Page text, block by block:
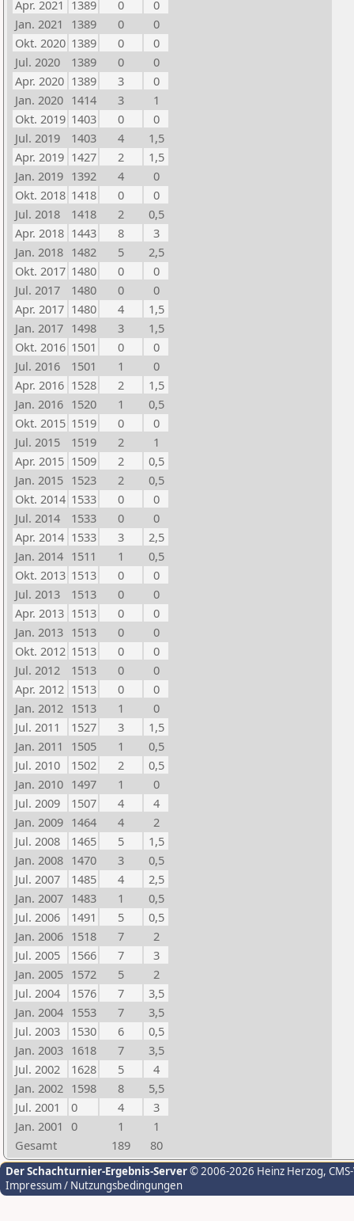
Apr. 2021 1389 0
0
Jan. 2021
1389 0
0
Okt. 2020 1389 0
0
Jul. 2020
1389 0
0
Apr. 2020 1389 3
0
Jan. 2020 1414 3
1
Okt. 2019 1403 0
0
Jul. 2019
1403 4
1,5
Apr. 2019 1427 2
1,5
Jan. 2019 1392 4
0
Okt. 2018 1418 0
0
Jul. 2018
1418 2
0,5
Apr. 2018 1443 8
3
Jan. 2018 1482 5
2,5
Okt. 2017 1480 0
0
Jul. 2017
1480 0
0
Apr. 2017 1480 4
1,5
Jan. 2017 1498 3
1,5
Okt. 2016 1501 0
0
Jul. 2016
1501 1
0
Apr. 2016 1528 2
1,5
Jan. 2016 1520 1
0,5
Okt. 2015 1519 0
0
Jul. 2015
1519 2
1
Apr. 2015 1509 2
0,5
Jan. 2015 1523 2
0,5
Okt. 2014 1533 0
0
Jul. 2014
1533 0
0
Apr. 2014 1533 3
2,5
Jan. 2014 1511 1
0,5
Okt. 2013 1513 0
0
Jul. 2013
1513 0
0
Apr. 2013 1513 0
0
Jan. 2013 1513 0
0
Okt. 2012 1513 0
0
Jul. 2012
1513 0
0
Apr. 2012 1513 0
0
Jan. 2012 1513 1
0
Jul. 2011
1527 3
1,5
Jan. 2011
1505 1
0,5
Jul. 2010
1502 2
0,5
Jan. 2010 1497 1
0
Jul. 2009
1507 4
4
Jan. 2009 1464 4
2
Jul. 2008
1465 5
1,5
Jan. 2008 1470 3
0,5
Jul. 2007
1485 4
2,5
Jan. 2007 1483 1
0,5
Jul. 2006
1491 5
0,5
Jan. 2006 1518 7
2
Jul. 2005
1566 7
3
Jan. 2005 1572 5
2
Jul. 2004
1576 7
3,5
Jan. 2004 1553 7
3,5
Jul. 2003
1530 6
0,5
Jan. 2003 1618 7
3,5
Jul. 2002
1628 5
4
Jan. 2002 1598 8
5,5
Jul. 2001
0 4
3
Jan. 2001 0 1
1
Gesamt
189 80
Der Schachturnier-Ergebnis-Server© 2006-2026 Heinz Herzog,
Impressum / Nutzungsbedingungen